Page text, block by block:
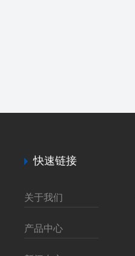
快速链接
关于我们
产品中心